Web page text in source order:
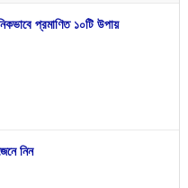
প্রমাণিত ১০টি উপায়
নিন